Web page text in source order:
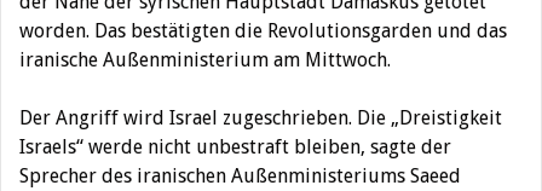
worden. Das bestätigten die Revolutionsgarden und das
iranische Außenministerium am Mittwoch.
Der Angriff wird Israel zugeschrieben. Die „Dreistigkeit
Israels“ werde nicht unbestraft bleiben, sagte der
Sprecher des iranischen Außenministeriums Saeed